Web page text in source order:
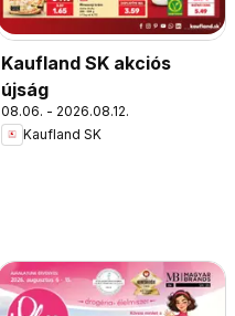
Kaufland SK akciós
újság
08.06. - 2026.08.12.
Kaufland SK